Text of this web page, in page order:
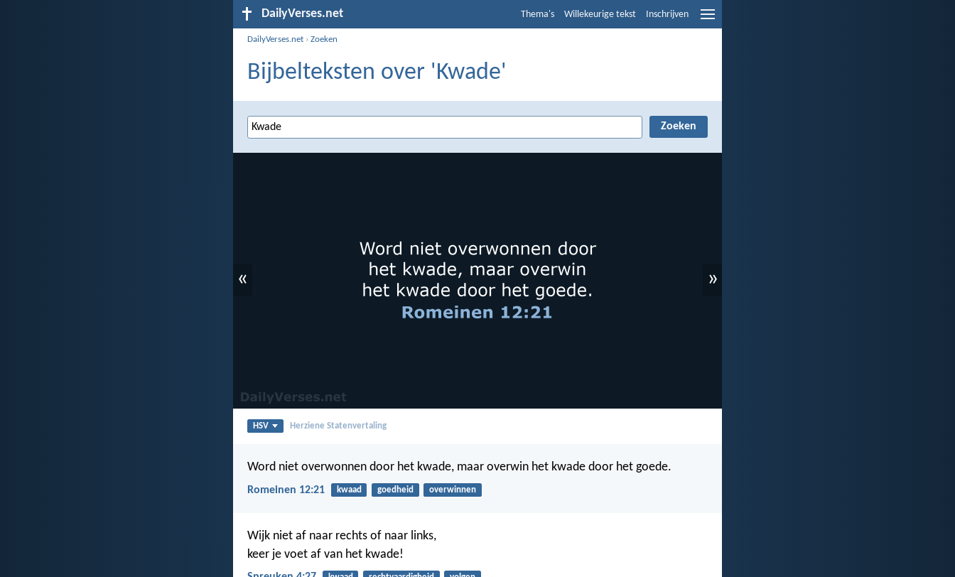
DailyVerses.net Thema's Willekeurige tekst Inschrijven
DailyVerses.net ›Zoeken
Bijbelteksten over 'Kwade'
« »
HSV Herziene Statenvertaling
Word niet overwonnen door het kwade, maar overwin het kwade door het goede.
Romeinen 12:21 kwaad goedheid overwinnen
Wijk niet af naar rechts of naar links,
keer je voet af van het kwade!